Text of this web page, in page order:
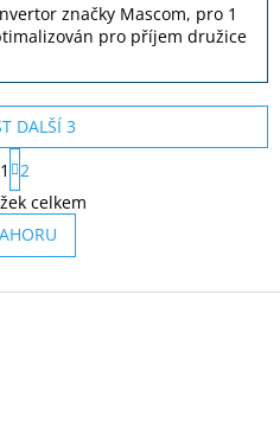
značky Mascom, pro 1
pro příjem družice
O
v
l
á
DALŠÍ 3
S
t
r
á
n
k
v
1
2
celkem